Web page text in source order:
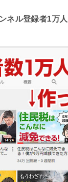
ネル登録者1万人